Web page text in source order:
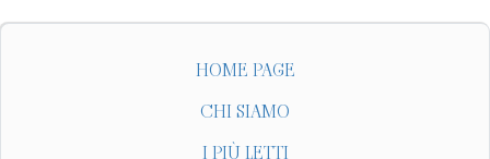
HOME PAGE
CHI SIAMO
I PIÙ LETTI